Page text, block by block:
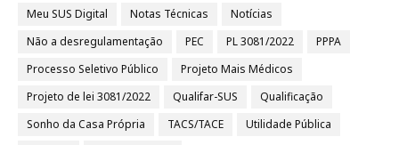
Meu SUS Digital
Notas Técnicas
Notícias
Não a desregulamentação
PEC PL 3081/2022
PPPA
Processo Seletivo Público
Projeto Mais Médicos
Projeto de lei 3081/2022
Qualifar-SUS
Qualificação
Sonho da Casa Própria
TACS/TACE
Utilidade Pública